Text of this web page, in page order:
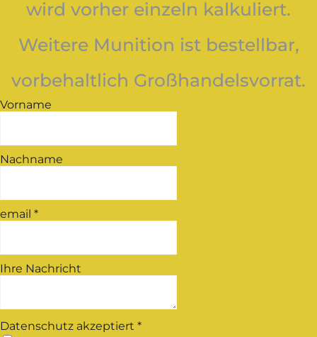
wird vorher einzeln kalkuliert.
Weitere Munition ist bestellbar,
vorbehaltlich Großhandelsvorrat.
Vorname
Nachname
email *
Ihre Nachricht
Datenschutz akzeptiert *